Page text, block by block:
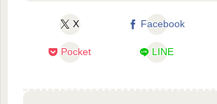
X Facebook
Pocket LINE